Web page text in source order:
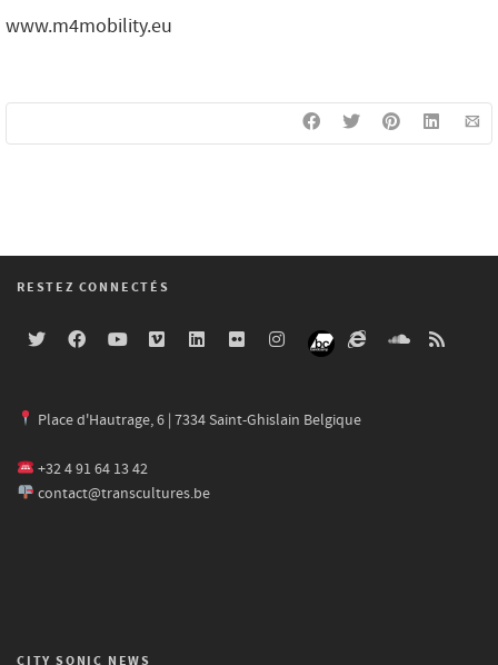
www.m4mobility.eu
RESTEZ CONNECTÉS
Place d'Hautrage, 6 | 7334 Saint-Ghislain Belgique
+32 4 91 64 13 42
contact@transcultures.be
CITY SONIC NEWS